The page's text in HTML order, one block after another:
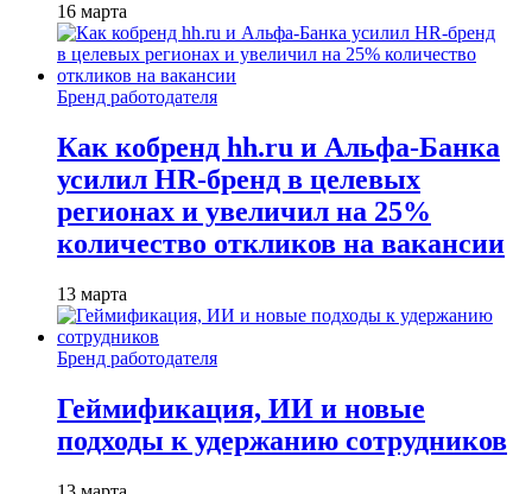
16 марта
Бренд работодателя
Как кобренд hh.ru и Альфа-Банка
усилил HR-бренд в целевых
регионах и увеличил на 25%
количество откликов на вакансии
13 марта
Бренд работодателя
Геймификация, ИИ и новые
подходы к удержанию сотрудников